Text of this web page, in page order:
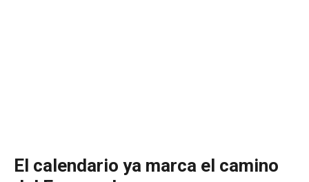
El calendario ya marca el camino